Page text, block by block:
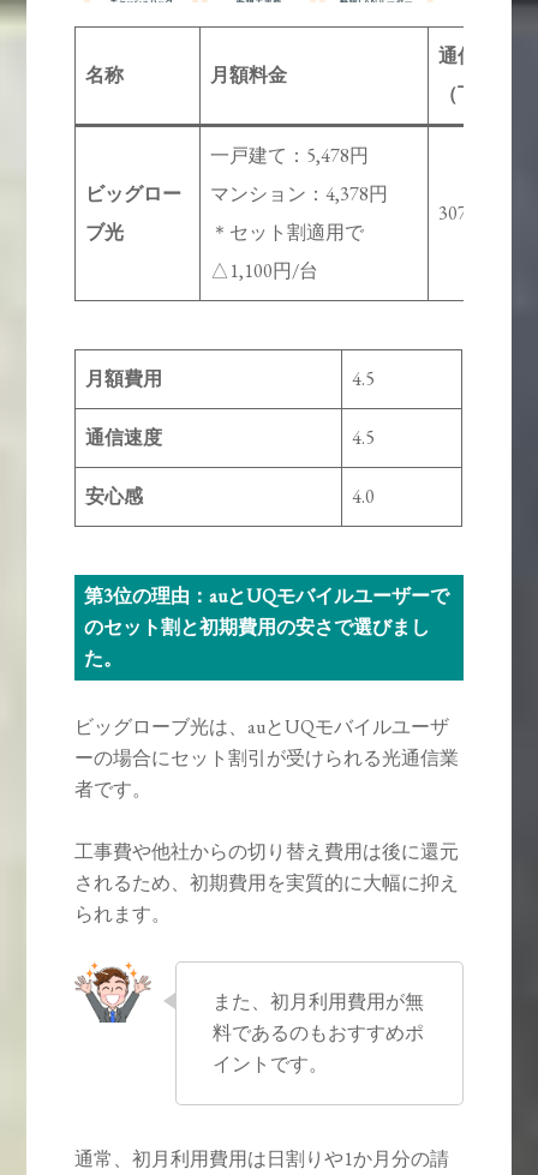
名称 月額料金
通信速度
（下り）
ビッグロー
ブ光
一戸建て：5,478円
マンション：4,378円
＊セット割適用で
△1,100円/台
307.56Mbps
月額費用 4.5
通信速度 4.5
安心感 4.0
第3位の理由：auとUQモバイルユーザーで
のセット割と初期費用の安さで選びまし
た。
ビッグローブ光は、auとUQモバイルユーザ
ーの場合にセット割引が受けられる光通信業
者です。
工事費や他社からの切り替え費用は後に還元
されるため、初期費用を実質的に大幅に抑え
られます。
また、初月利用費用が無
料であるのもおすすめポ
イントです。
通常、初月利用費用は日割りや1か月分の請